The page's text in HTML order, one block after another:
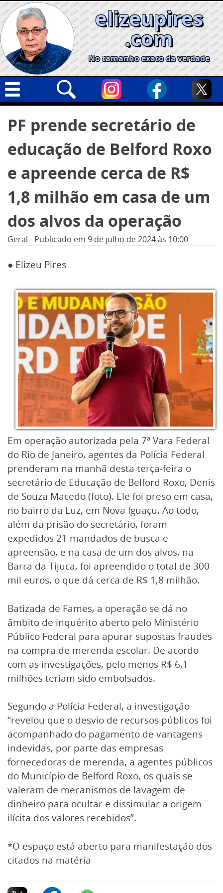
Skip
to
content
elizeupires
.com
No tamanho exato da verdade
Geral
Cidades
Nacional
Opinião
Informe especial
por:
PF prende secretário de
educação de Belford Roxo
e apreende cerca de R$
1,8 milhão em casa de um
dos alvos da operação
Geral - Publicado em 9 de julho de 2024às 10:00
● Elizeu Pires
Em operação autorizada pela 7ª Vara Federal
do Rio de Janeiro, agentes da Polícia Federal
prenderam na manhã desta terça-feira o
secretário de Educação de Belford Roxo, Denis
de Souza Macedo (foto). Ele foi preso em casa,
no bairro da Luz, em Nova Iguaçu. Ao todo,
além da prisão do secretário, foram
expedidos 21 mandados de busca e
apreensão, e na casa de um dos alvos, na
Barra da Tijuca, foi apreendido o total de 300
mil euros, o que dá cerca de R$ 1,8 milhão.
Batizada de Fames, a operação se dá no
âmbito de inquérito aberto pelo Ministério
Público Federal para apurar supostas fraudes
na compra de merenda escolar. De acordo
com as investigações, pelo menos R$ 6,1
milhões teriam sido embolsados.
Segundo a Polícia Federal, a investigação
“revelou que o desvio de recursos públicos foi
acompanhado do pagamento de vantagens
indevidas, por parte das empresas
fornecedoras de merenda, a agentes públicos
do Município de Belford Roxo, os quais se
valeram de mecanismos de lavagem de
dinheiro para ocultar e dissimular a origem
ilícita dos valores recebidos”.
*O espaço está aberto para manifestação dos
citados na matéria